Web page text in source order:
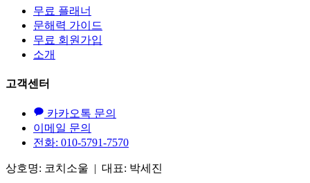
무료 플래너
문해력 가이드
무료 회원가입
소개
고객센터
카카오톡 문의
이메일 문의
전화: 010-5791-7570
상호명: 코치소울 | 대표: 박세진